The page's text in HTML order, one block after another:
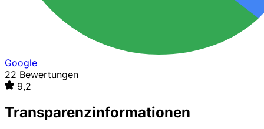
Google
22 Bewertungen
9,2
Transparenzinformationen